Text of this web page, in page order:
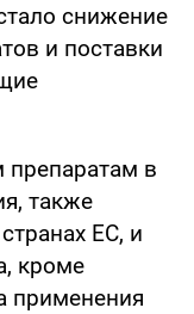
снижение
и поставки
в
также
ЕС, и
кроме
применения